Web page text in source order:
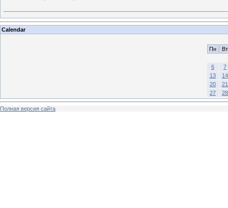
Calendar
Пн Вт
6
7
13
14
20
21
27
28
Полная версия сайта